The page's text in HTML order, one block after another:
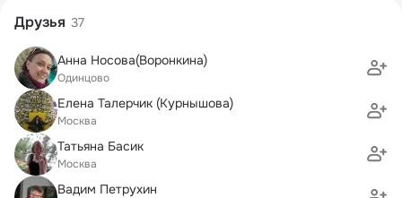
Друзья 37
Анна Носова(Воронкина)
Одинцово
Елена Талерчик (Курнышова)
Москва
Татьяна Басик
Москва
Вадим Петрухин